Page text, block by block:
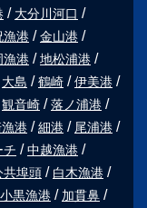
大分川河口
漁港
金山港
漁港
地松浦港
大島 鶴崎
伊美港
観音崎
落ノ浦港
港 細港
尾浦港
チ
中越漁港
共埠頭
白木漁港
小黒漁港
加貫鼻